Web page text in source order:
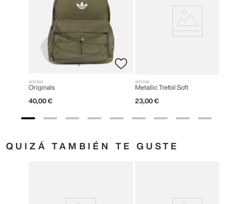
adidas
Originals
40,00 €
adidas
Metallic Trefoil Soft
23,00 €
QUIZÁ TAMBIÉN TE GUSTE